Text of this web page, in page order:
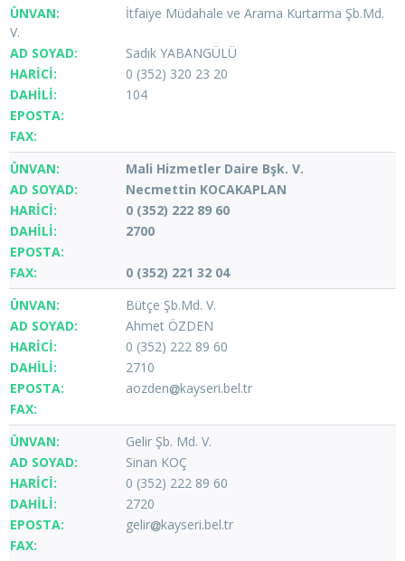
İtfaiye Müdahale ve Arama Kurtarma Şb.Md.
V.
Sadık YABANGÜLÜ
0 (352) 320 23 20
104
Mali Hizmetler Daire Bşk. V.
Necmettin KOCAKAPLAN
0 (352) 222 89 60
2700
0 (352) 221 32 04
Bütçe Şb.Md. V.
Ahmet ÖZDEN
0 (352) 222 89 60
2710
aozden
kayseri.bel.tr
Gelir Şb. Md. V.
Sinan KOÇ
0 (352) 222 89 60
2720
gelir
kayseri.bel.tr